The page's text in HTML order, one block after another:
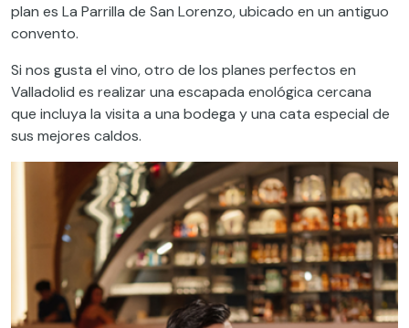
plan es La Parrilla de San Lorenzo, ubicado en un antiguo
convento.
Si nos gusta el vino, otro de los planes perfectos en
Valladolid es realizar una escapada enológica cercana
que incluya la visita a una bodega y una cata especial de
sus mejores caldos.